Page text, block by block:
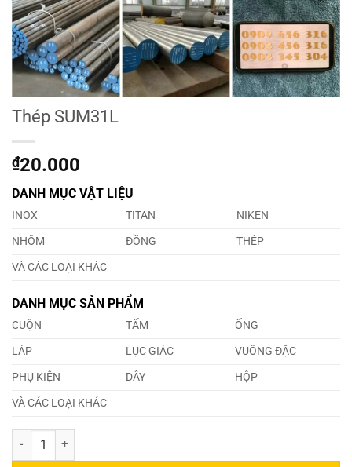
Thép SUM31L
₫20.000
DANH MỤC VẬT LIỆU
INOX TITAN
NIKEN
NHÔM
ĐỒNG
THÉP
VÀ CÁC LOẠI KHÁC
DANH MỤC SẢN PHẨM
CUỘN TẤM
ỐNG
LÁP
LỤC GIÁC
VUÔNG ĐẶC
PHỤ KIỆN
DÂY
HỘP
VÀ CÁC LOẠI KHÁC
Thép SUM31L số lượng